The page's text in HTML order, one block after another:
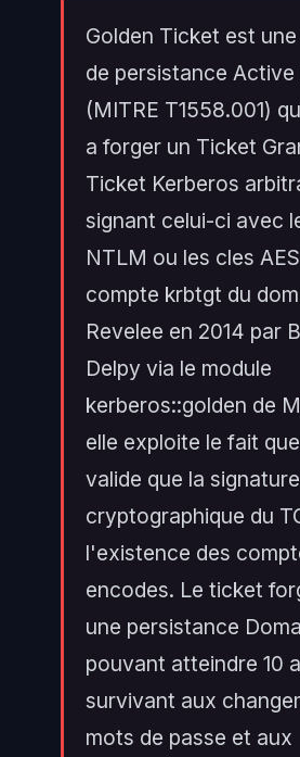
Golden Ticket est
de persistance
(MITRE T1558.001)
a forger un Ticket
Ticket Kerberos
signant celui-ci avec
NTLM ou les cles
compte krbtgt du
Revelee en 2014 par
Delpy via le module
kerberos::golden de
elle exploite le fait
valide que la signature
cryptographique du
l'existence des
encodes. Le ticket
une persistance
pouvant atteindre 10
survivant aux
mots de passe et aux